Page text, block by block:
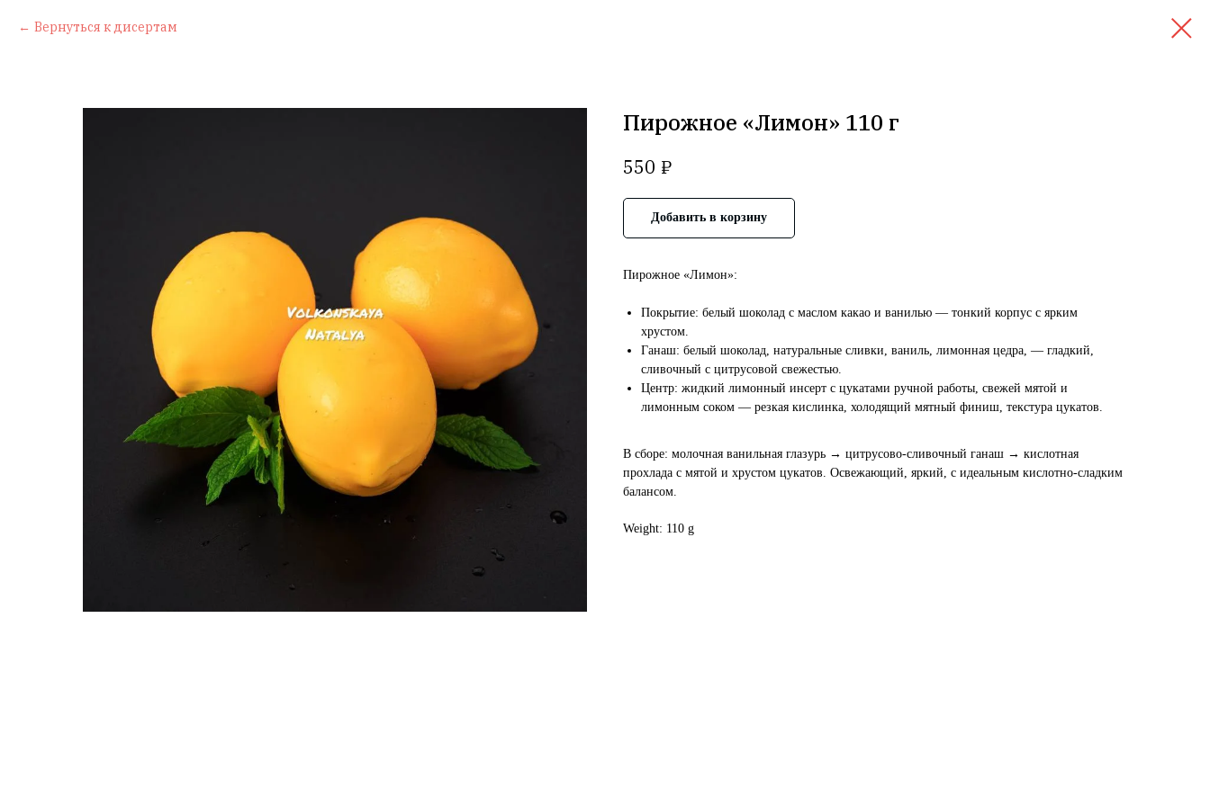
Вернуться к дисертам
Пирожное «Лимон» 110 г
550 ₽
Добавить в корзину
Пирожное «Лимон»:
Покрытие: белый шоколад с маслом какао и ванилью — тонкий корпус с ярким
хрустом.
Ганаш: белый шоколад, натуральные сливки, ваниль, лимонная цедра, — гладкий,
сливочный с цитрусовой свежестью.
Центр: жидкий лимонный инсерт с цукатами ручной работы, свежей мятой и
лимонным соком — резкая кислинка, холодящий мятный финиш, текстура цукатов.
В сборе: молочная ванильная глазурь → цитрусово-сливочный ганаш → кислотная
прохлада с мятой и хрустом цукатов. Освежающий, яркий, с идеальным кислотно-сладким
балансом.
Weight: 110 g